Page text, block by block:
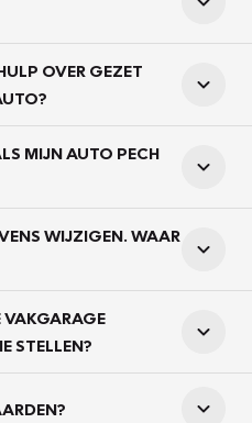
OVER GEZET
MIJN AUTO PECH
WIJZIGEN. WAAR
VAKGARAGE
STELLEN?